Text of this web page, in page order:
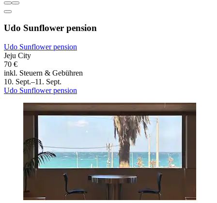
Udo Sunflower pension
Udo Sunflower pension
Jeju City
70 €
inkl. Steuern & Gebühren
10. Sept.–11. Sept.
Udo Sunflower pension